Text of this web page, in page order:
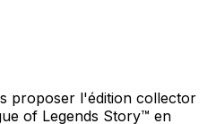
proposer l'édition collector
of Legends Story™ en